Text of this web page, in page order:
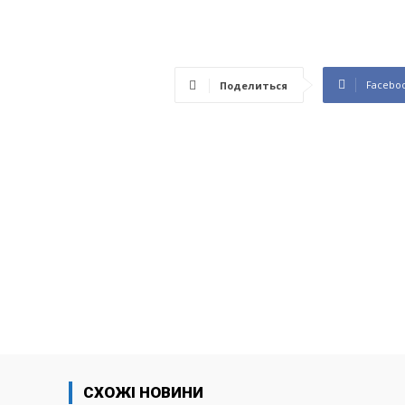
Поделиться
СХОЖІ НОВИНИ